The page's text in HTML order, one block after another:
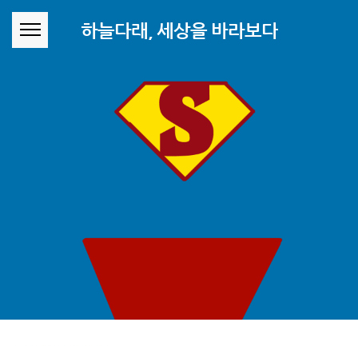
하늘다래, 세상을 바라보다